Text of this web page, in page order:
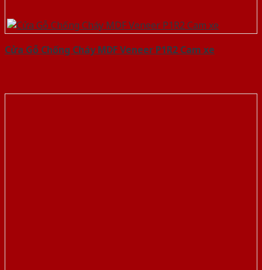
Cửa Gỗ Chống Cháy MDF Veneer P1R2 Cam xe